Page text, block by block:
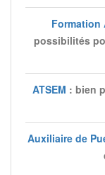
Formation
possibilités
ATSEM : bien
Auxiliaire de